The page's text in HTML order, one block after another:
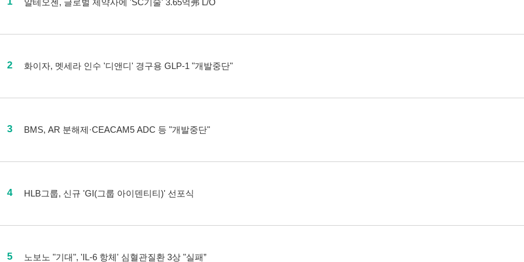
알테오젠, 글로벌 제약사에 'SC기술' 3.65억弗 L/O
2 화이자, 멧세라 인수 '디앤디' 경구용 GLP-1 "개발중단"
3 BMS, AR 분해제·CEACAM5 ADC 등 "개발중단"
4 HLB그룹, 신규 'GI(그룹 아이덴티티)' 선포식
5 노보노 "기대", 'IL-6 항체' 심혈관질환 3상 "실패”